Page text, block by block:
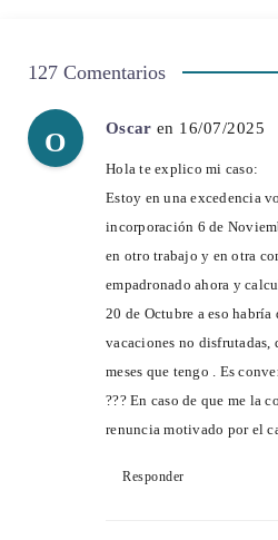
127 Comentarios
O Oscar en 16/07/2025
Hola te explico mi caso:
Estoy en una excedencia
incorporación 6 de
en otro trabajo y en otra
empadronado ahora y
20 de Octubre a eso
vacaciones no disfrutadas,
meses que tengo . Es
??? En caso de que me la
renuncia motivado por el
Responder